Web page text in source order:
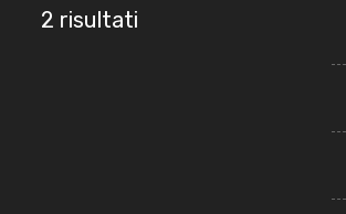
2 risultati